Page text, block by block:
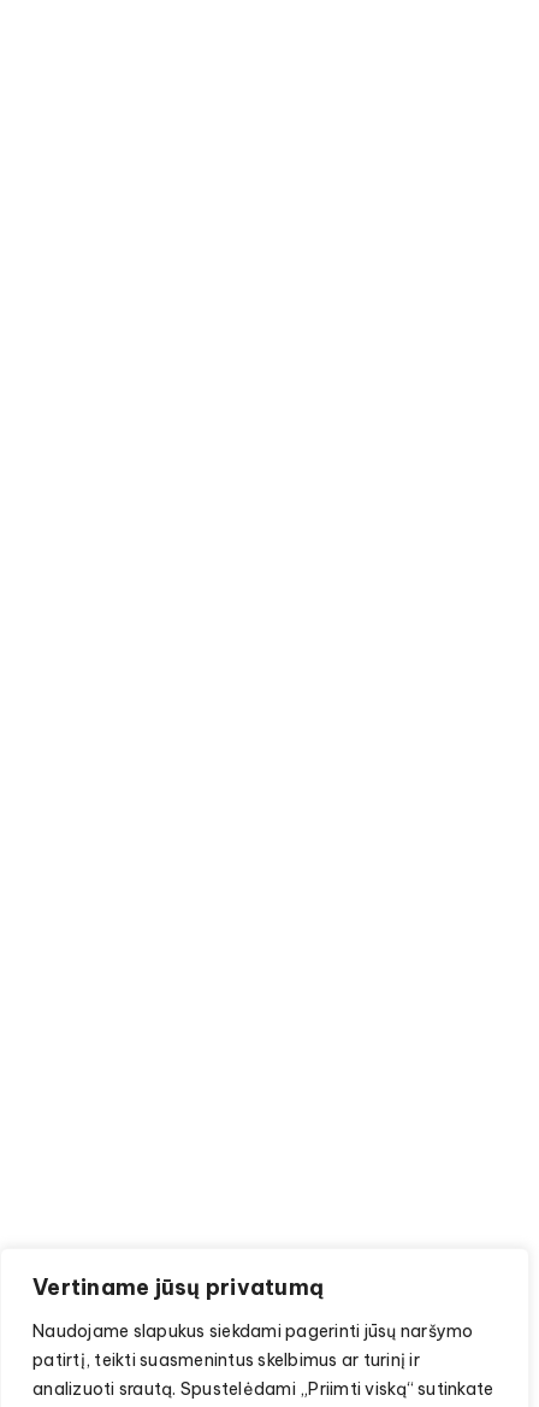
Vertiname jūsų privatumą
Naudojame slapukus siekdami pagerinti jūsų naršymo
patirtį, teikti suasmenintus skelbimus ar turinį ir
analizuoti srautą. Spustelėdami „Priimti viską“ sutinkate